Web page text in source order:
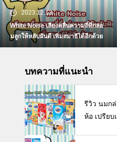
2023.12.13
White Noise เสียงคลื่นความถี่ที่กล่อ
มลูกให้หลับฝันดี เพิ่มสมาธิได้อีกด้วย
บทความที่แนะนำ
รีวิว นมกล่
ห้อ เปรียบ